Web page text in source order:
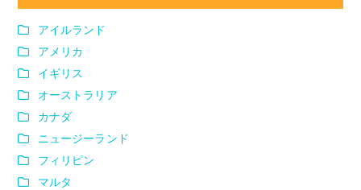
アイルランド
アメリカ
イギリス
オーストラリア
カナダ
ニュージーランド
フィリピン
マルタ